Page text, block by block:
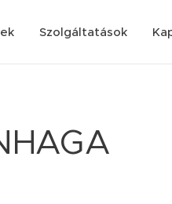
Szolgáltatások